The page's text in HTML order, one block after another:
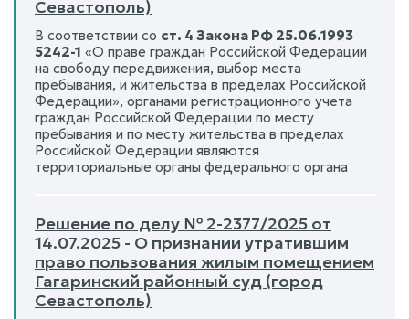
Севастополь)
В соответствии со ст. 4 Закона РФ 25.06.1993
5242-1 «О праве граждан Российской Федерации
на свободу передвижения, выбор места
пребывания, и жительства в пределах Российской
Федерации», органами регистрационного учета
граждан Российской Федерации по месту
пребывания и по месту жительства в пределах
Российской Федерации являются
территориальные органы федерального органа
Решение по делу № 2-2377/2025 от
14.07.2025 - О признании утратившим
право пользования жилым помещением
Гагаринский районный суд (город
Севастополь)